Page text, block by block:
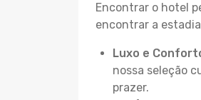
Encontrar o hotel
encontrar a
Luxo e
nossa seleção
prazer.